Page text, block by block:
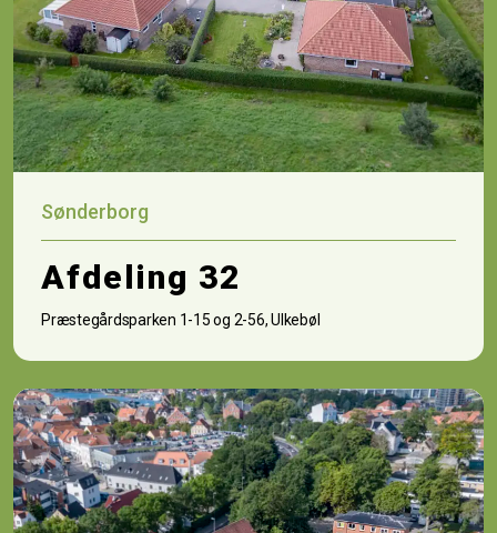
Sønderborg
Afdeling 32
Præstegårdsparken 1-15 og 2-56, Ulkebøl